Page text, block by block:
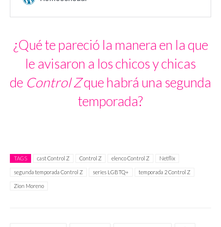
¿Qué te pareció la manera en la que
le avisaron a los chicos y chicas
de Control Zque habrá una segunda
temporada?
TAGS cast Control Z Control Z elenco Control Z Netflix
segunda temporada Control Z series LGBTQ+ temporada 2 Control Z
Zion Moreno